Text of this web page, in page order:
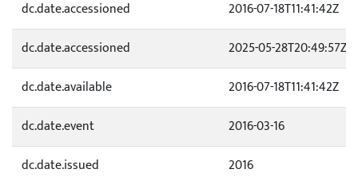
dc.date.accessioned
2016-07-18T11:41:42Z
dc.date.accessioned
2025-05-28T20:49:57Z
dc.date.available
2016-07-18T11:41:42Z
dc.date.event
2016-03-16
dc.date.issued
2016